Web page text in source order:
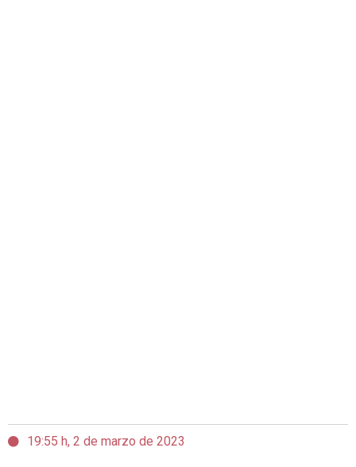
19:55 h, 2 de marzo de 2023